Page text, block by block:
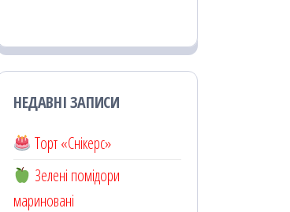
НЕДАВНІ ЗАПИСИ
Торт «Снікерс»
Зелені помідори
мариновані